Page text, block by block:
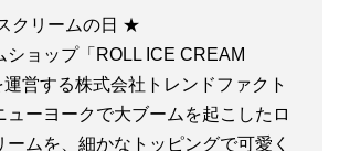
クリームの日 ★
ショップ「ROLL ICE CREAM
営する株式会社トレンドファクト
ューヨークで大ブームを起こしたロ
ームを、細かなトッピングで可愛く